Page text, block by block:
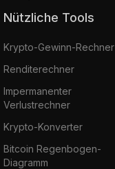
Nützliche Tools
Krypto-Gewinn-Rechner
Renditerechner
Impermanenter
Verlustrechner
Krypto-Konverter
Bitcoin Regenbogen-
Diagramm